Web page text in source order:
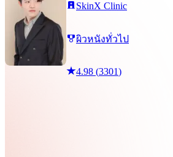
SkinX Clinic
ผิวหนังทั่วไป
4.98 (3301)